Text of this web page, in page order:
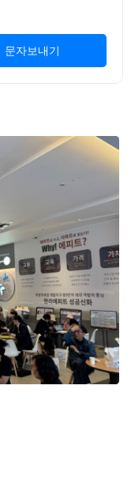
문자보내기